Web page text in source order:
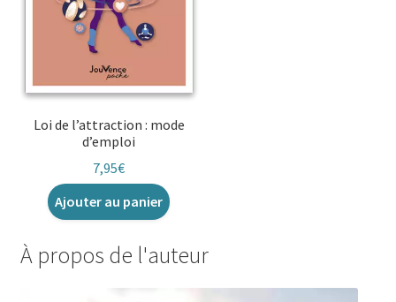
Loi de l’attraction : mode
d’emploi
7,95€
Ajouter au panier
À propos de l'auteur